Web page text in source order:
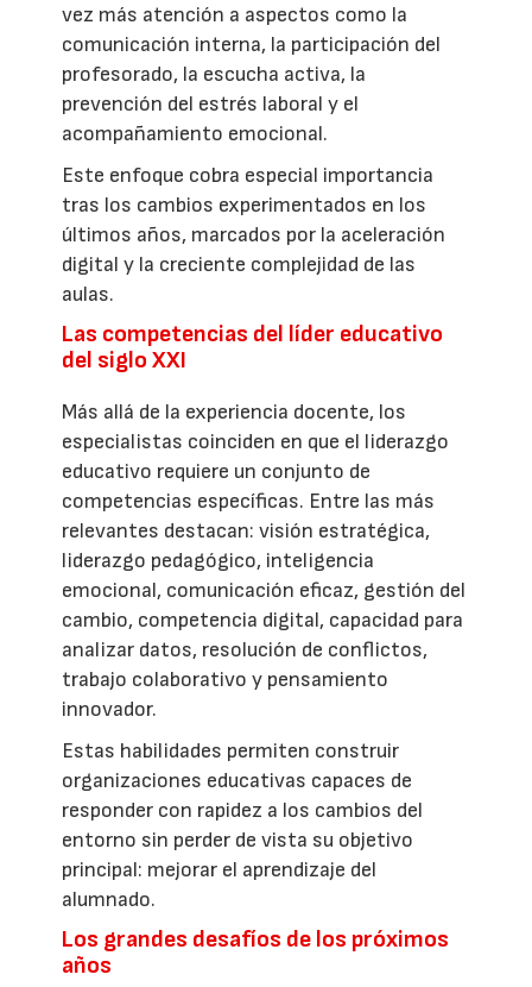
vez más atención a aspectos como la
comunicación interna, la participación del
profesorado, la escucha activa, la
prevención del estrés laboral y el
acompañamiento emocional.
Este enfoque cobra especial importancia
tras los cambios experimentados en los
últimos años, marcados por la aceleración
digital y la creciente complejidad de las
aulas.
Las competencias del líder educativo
del siglo XXI
Más allá de la experiencia docente, los
especialistas coinciden en que el liderazgo
educativo requiere un conjunto de
competencias específicas. Entre las más
relevantes destacan: visión estratégica,
liderazgo pedagógico, inteligencia
emocional, comunicación eficaz, gestión del
cambio, competencia digital, capacidad para
analizar datos, resolución de conflictos,
trabajo colaborativo y pensamiento
innovador.
Estas habilidades permiten construir
organizaciones educativas capaces de
responder con rapidez a los cambios del
entorno sin perder de vista su objetivo
principal: mejorar el aprendizaje del
alumnado.
Los grandes desafíos de los próximos
años